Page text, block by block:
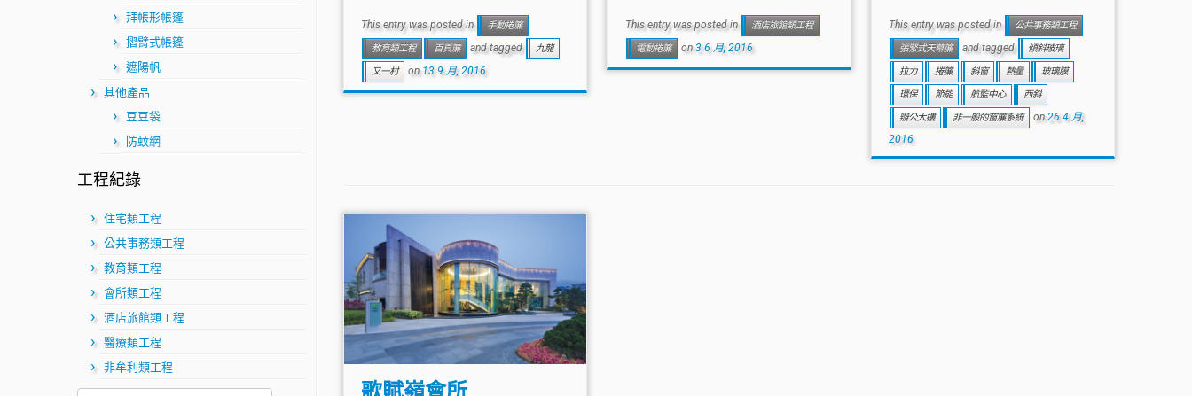
拜帳形帳篷
摺臂式帳篷
遮陽帆
其他產品
豆豆袋
防蚊網
工程紀錄
住宅類工程
公共事務類工程
教育類工程
會所類工程
酒店旅館類工程
醫療類工程
非牟利類工程
This entry was posted in
手動捲簾
教育類工程
百頁簾 and tagged
九龍
又一村
on13 9 月, 2016
This entry was posted in
酒店旅館類工程
電動捲簾
on3 6 月, 2016
This entry was posted in
公共事務類工程
張緊式天幕簾
and tagged
傾斜玻璃
拉力
捲簾 斜窗 熱量
玻璃膜
環保
節能 航監中心
西斜
辦公大樓
非一般的窗簾系統 on26 4 月,
2016